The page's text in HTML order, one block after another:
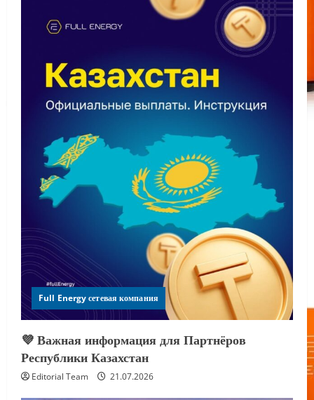
Full Energy сетевая компания
💜 Важная информация для Партнёров
Республики Казахстан
Editorial Team 21.07.2026